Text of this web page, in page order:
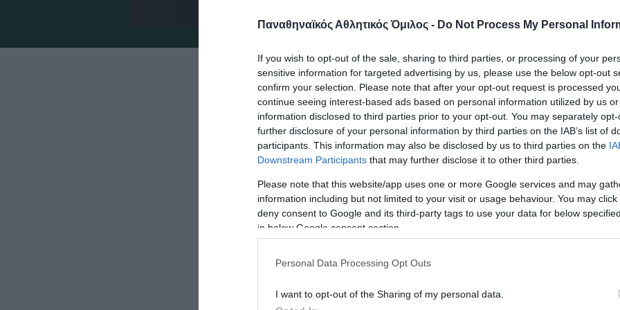
Παναθηναϊκός Αθλητικός Όμιλος - Do Not Process My Personal
If you wish to opt-out of the sale, sharing to third parties, or processing of your
sensitive information for targeted advertising by us, please use the below opt-out
confirm your selection. Please note that after your opt-out request is processed
continue seeing interest-based ads based on personal information utilized by us
information disclosed to third parties prior to your opt-out. You may separately
further disclosure of your personal information by third parties on the IAB’s list of
participants. This information may also be disclosed by us to third parties on the
Downstream Participants that may further disclose it to other third parties.
Please note that this website/app uses one or more Google services and may
information including but not limited to your visit or usage behaviour. You may
deny consent to Google and its third-party tags to use your data for below
in below Google consent section.
Personal Data Processing Opt Outs
I want to opt-out of the Sharing of my personal data.
Ο Παναθηναϊκός Αθλητικός Όμιλος συνεχίζει
ξεχωριστό αφιέρωμα παρουσιάζει τη σχέση
ομάδες που έχουν … Παναθηναϊκή προέλευση.
συγκεκριμένη ονομασία επειδή από ανασκαφές, οι οποίες
οικόπεδο πίσω από τον Ιερό Ναό του Αγίου Παντελεήμονος
διαπιστώθηκε πως στην αρχαιότητα υπήρχε εκεί το Γυμνάσιο
Μάλιστα οι κάτοικοι της περιοχής αποδείχτηκαν διαχρονικά
προσκέιμενοι στον Παναθηναϊκό και είναι χαρακτηριστικό ότι